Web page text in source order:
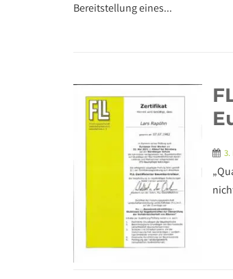
Bereitstellung eines...
3.